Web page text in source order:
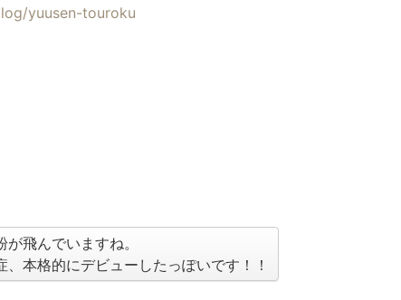
yuusen-touroku
が飛んでいますね。
、本格的にデビューしたっぽいです！！